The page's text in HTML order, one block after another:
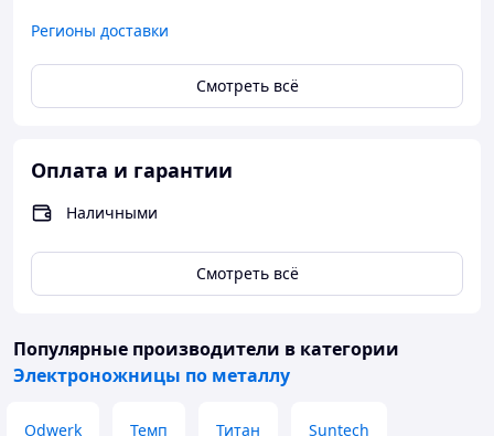
Регионы доставки
Смотреть всё
Оплата и гарантии
Наличными
Смотреть всё
Популярные производители в категории
Электроножницы по металлу
Odwerk Темп Титан Suntech